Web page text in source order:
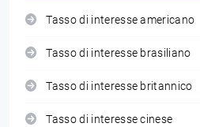
Tasso di interesse americano
Tasso di interesse brasiliano
Tasso di interesse britannico
Tasso di interesse cinese